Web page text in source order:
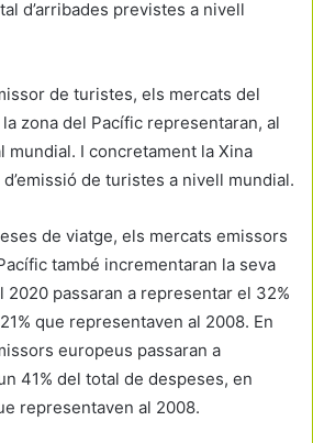
d’arribades previstes a nivell
de turistes, els mercats del
zona del Pacífic representaran, al
mundial. I concretament la Xina
de turistes a nivell mundial.
de viatge, els mercats emissors
també incrementaran la seva
2020 passaran a representar el 32%
que representaven al 2008. En
europeus passaran a
41% del total de despeses, en
representaven al 2008.